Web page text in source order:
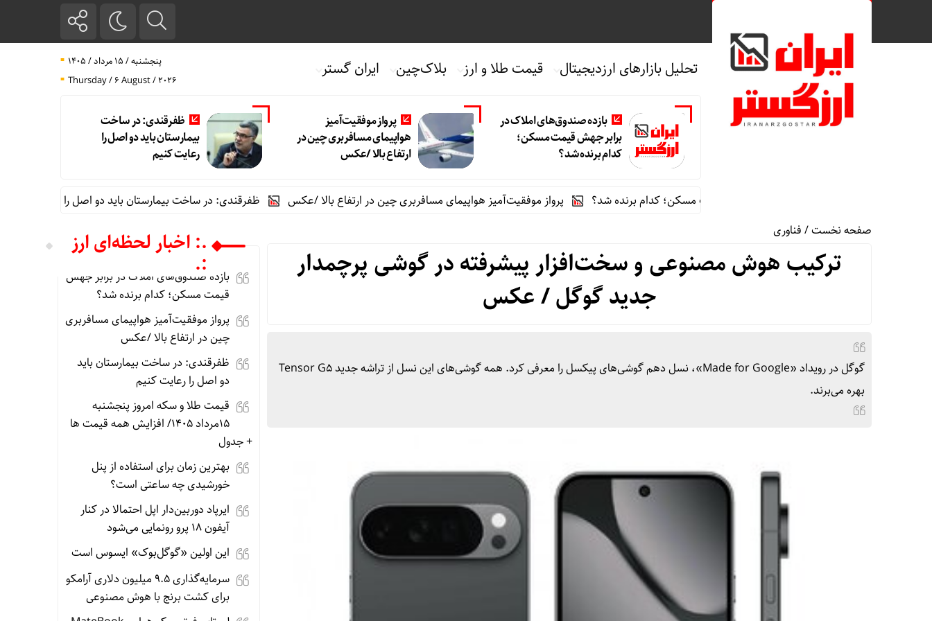
تحلیل بازارهای ارزدیجیتال قیمت طلا و ارز بلاک‌چین ایران گستر
پنجشنبه / ۱۵ مرداد / ۱۴۰۵
Thursday / 6 August / 2026
بازده صندوق‌های املاک در
برابر جهش قیمت مسکن؛
کدام برنده شد؟
پرواز موفقیت‌آمیز
هواپیمای مسافربری چین در
ارتفاع بالا /عکس
ظفرقندی: در ساخت
بیمارستان باید دو اصل را
رعایت کنیم
صندوق‌های املاک در برابر جهش قیمت مسکن؛ کدام برنده شد؟ پرواز موفقیت‌آمیز هواپیمای مسافربری چین در ارتفاع بالا /عکس ظفرقندی: در ساخت بیمارستان باید دو اصل را رعایت کنیم
صفحه نخست/فناوری
ترکیب هوش مصنوعی و سخت‌افزار پیشرفته در گوشی پرچمدار
جدید گوگل / عکس
گوگل در رویداد «Made for Google»، نسل دهم گوشی‌های پیکسل را معرفی کرد. همه گوشی‌های این نسل از تراشه جدید Tensor G5
بهره‌ می‌برند.
.: اخبار لحظه‌ای ارز
:.
بازده صندوق‌های املاک در برابر جهش
قیمت مسکن؛ کدام برنده شد؟
پرواز موفقیت‌آمیز هواپیمای مسافربری
چین در ارتفاع بالا /عکس
ظفرقندی: در ساخت بیمارستان باید
دو اصل را رعایت کنیم
قیمت طلا و سکه امروز پنجشنبه
15مرداد 1405/ افزایش همه قیمت ها
+ جدول
بهترین زمان برای استفاده از پنل
خورشیدی چه ساعتی است؟
ایرپاد دوربین‌دار اپل احتمالا در کنار
آیفون ۱۸ پرو رونمایی می‌شود
این اولین «گوگل‌بوک» ایسوس است
سرمایه‌گذاری ۹.۵ میلیون دلاری آرامکو
برای کشت برنج با هوش مصنوعی